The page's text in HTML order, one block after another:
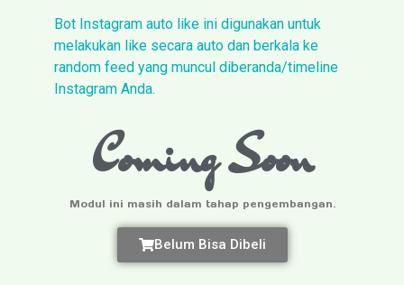
Bot Instagram auto like ini digunakan untuk
melakukan like secara auto dan berkala ke
random feed yang muncul diberanda/timeline
Instagram Anda.
Coming Soon
Modul ini masih dalam tahap pengembangan.
Belum Bisa Dibeli